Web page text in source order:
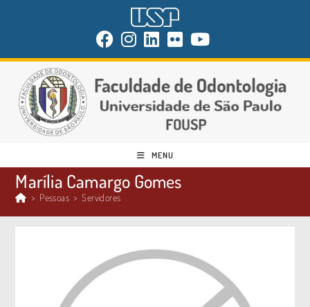
MENU
Marília Camargo Gomes
> Pessoas > Servidores